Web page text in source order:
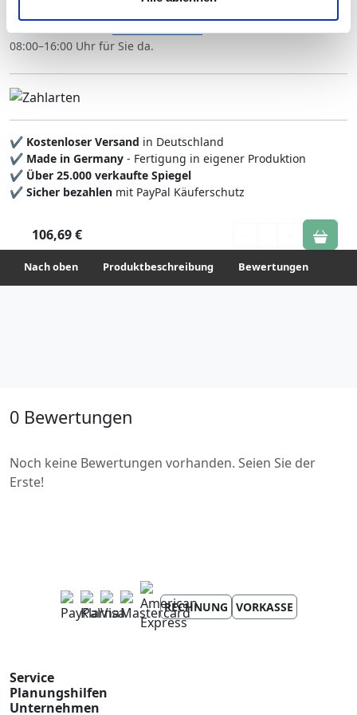
unter "Cookies" Ihre getroffene Auswahl anpassen. Durch
Verarbeitung nicht berührt.
Impressum|Datenschutz
08:00–16:00 Uhr für Sie da.
✔ Kostenloser Versand in Deutschland
✔ Made in Germany - Fertigung in eigener Produktion
✔ Über 25.000 verkaufte Spiegel
✔ Sicher bezahlen mit PayPal Käuferschutz
106,69 €
Nach oben Produktbeschreibung Bewertungen
0 Bewertungen
Noch keine Bewertungen vorhanden. Seien Sie der
Erste!
RECHNUNG VORKASSE
Service
Planungshilfen
Unternehmen